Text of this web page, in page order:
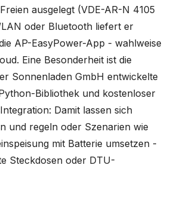
ausgelegt (VDE-AR-N 4105
oder Bluetooth liefert er
AP-EasyPower-App - wahlweise
Eine Besonderheit ist die
Sonnenladen GmbH entwickelte
Bibliothek und kostenloser
Damit lassen sich
und regeln oder Szenarien wie
mit Batterie umsetzen -
Steckdosen oder DTU-